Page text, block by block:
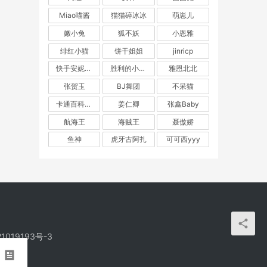
Miao喵酱
猫猫碎冰冰
萌崽儿
嫩小兔
狐不妖
小恩雅
绯红小猫
饼干姐姐
jinricp
快手安妮朵朵
胜利的小生活
雅恩北北
张贺玉
BJ舞团
不呆猫
卡通百科老王
姜仁卿
张鑫Baby
航海王
海贼王
聂傲娇
鱼神
虎牙古阿扎 可可西yyy
号-3